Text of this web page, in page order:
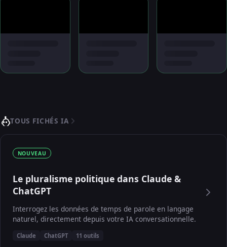
TOUS FICHÉS IA
NOUVEAU
Le pluralisme politique dans Claude &
ChatGPT
Interrogez les données de temps de parole en langage
naturel, directement depuis votre IA conversationnelle.
Claude ChatGPT 11 outils